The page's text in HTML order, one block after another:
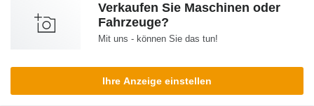
Verkaufen Sie Maschinen oder
Fahrzeuge?
Mit uns - können Sie das tun!
Ihre Anzeige einstellen